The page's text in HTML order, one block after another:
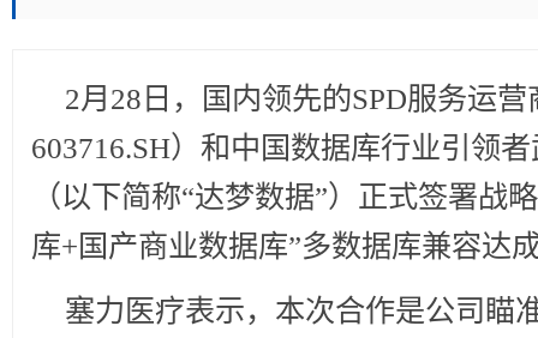
2月28日，国内领先的SPD服务运
603716.SH）和中国数据库行业引领
（以下简称“达梦数据”）正式签署战
库+国产商业数据库”多数据库兼容达
塞力医疗表示，本次合作是公司瞄